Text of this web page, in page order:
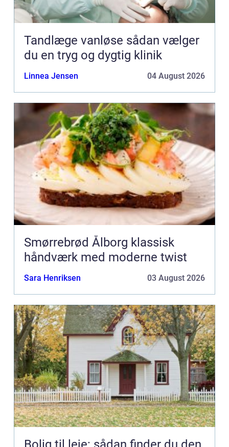
Tandlæge vanløse sådan vælger
du en tryg og dygtig klinik
Linnea Jensen 04 August 2026
Smørrebrød Ålborg klassisk
håndværk med moderne twist
Sara Henriksen 03 August 2026